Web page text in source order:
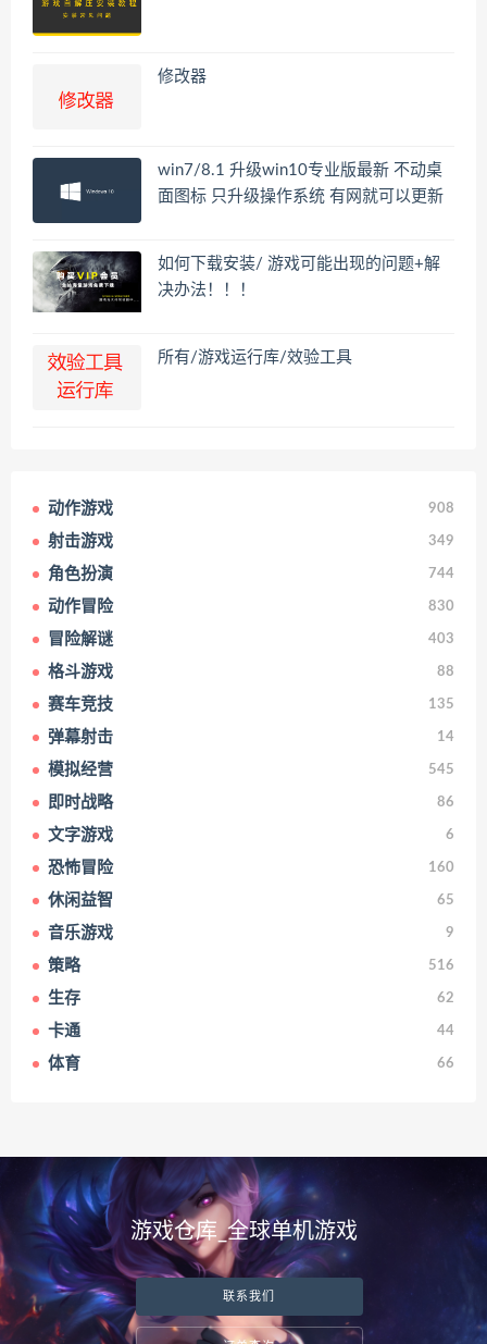
修改器
win7/8.1 升级win10专业版最新 不动桌
面图标 只升级操作系统 有网就可以更新
如何下载安装/ 游戏可能出现的问题+解
决办法！！！
所有/游戏运行库/效验工具
动作游戏 908
射击游戏 349
角色扮演 744
动作冒险 830
冒险解谜 403
格斗游戏 88
赛车竞技 135
弹幕射击 14
模拟经营 545
即时战略 86
文字游戏 6
恐怖冒险 160
休闲益智 65
音乐游戏 9
策略 516
生存 62
卡通 44
体育 66
游戏仓库_全球单机游戏
联系我们